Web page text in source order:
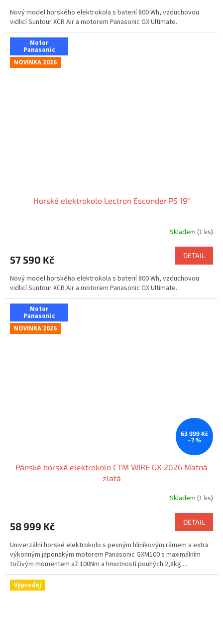
Nový model horského elektrokola s baterií 800 Wh, vzduchovou
vidlicí Suntour XCR Air a motorem Panasonic GX Ultimate.
Motor
Panasonic
NOVINKA 2026
Horské elektrokolo Lectron Esconder PS 19"
Skladem (1 ks)
57 590 Kč DETAIL
Nový model horského elektrokola s baterií 800 Wh, vzduchovou
vidlicí Suntour XCR Air a motorem Panasonic GX Ultimate.
Motor
Panasonic
NOVINKA 2026
63 999 Kč
–7 %
Pánské horské elektrokolo CTM WIRE GX 2026 Matná
zlatá
Skladem (1 ks)
58 999 Kč DETAIL
Univerzální horské elektrokolo s pevným hliníkovým rámem a extra
výkonným japonským motorem Panasonic GXM100 s maximálním
točivým momentem až 100Nm a hmotností pouhých 2,8kg....
Výprodej